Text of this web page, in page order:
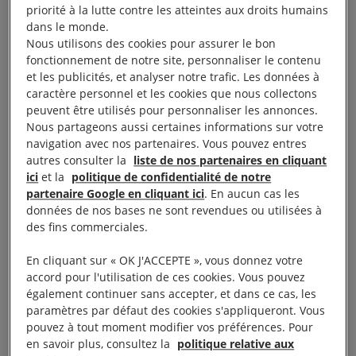
les droits acquis et d’aider à en promouvoir de
nouveaux, à son souci de l’égalité et à la longue
réflexion qui préside à ses prises de position. » En
France, la Ligue est organisée en sections locales.
Avec la ligue allemande, elle a participé, en 1922, à
la mise en place d’uneFédération internationale des
ligues des droits de l’homme.
• La Croix noire anarchiste.Après la révolution
russe de 1905, des anarchistes américains et
britanniques créent, en 1907, l’
Croix rouge anarchiste). L’ARC a pour but d’aider
les prisonniers politiques et leurs familles en leur
écrivant, en leur envoyant de l’argent et en assurant
leur défense lors des procès. Lors de la guerre civile
russe (1918-1921), l’Anarchist Red Crossse
priorité à la lutte contre les atteintes aux droits humains
dans le monde.
Nous utilisons des cookies pour assurer le bon
fonctionnement de notre site, personnaliser le contenu
et les publicités, et analyser notre trafic. Les données à
caractère personnel et les cookies que nous collectons
peuvent être utilisés pour personnaliser les annonces.
Nous partageons aussi certaines informations sur votre
navigation avec nos partenaires. Vous pouvez entres
autres consulter la liste de nos partenaires en cliquant
ici et la politique de confidentialité de notre
partenaire Google en cliquant ici. En aucun cas les
données de nos bases ne sont revendues ou utilisées à
des fins commerciales.
En cliquant sur « OK J'ACCEPTE », vous donnez votre
accord pour l'utilisation de ces cookies. Vous pouvez
également continuer sans accepter, et dans ce cas, les
paramètres par défaut des cookies s'appliqueront. Vous
pouvez à tout moment modifier vos préférences. Pour
en savoir plus, consultez la politique relative aux